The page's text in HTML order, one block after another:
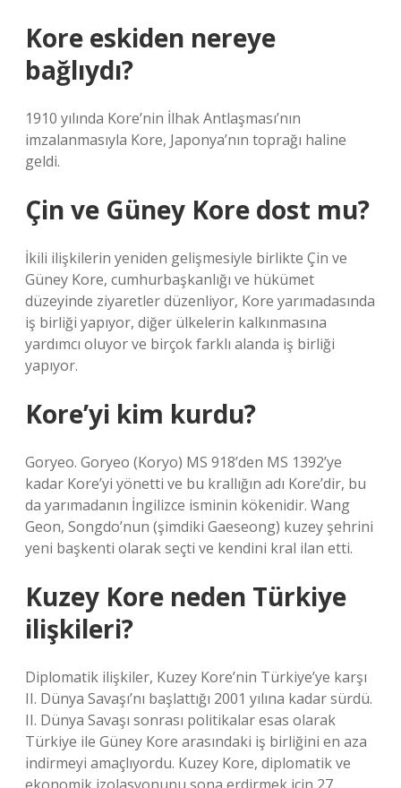
Kore eskiden nereye
bağlıydı?
1910 yılında Kore’nin İlhak Antlaşması’nın
imzalanmasıyla Kore, Japonya’nın toprağı haline
geldi.
Çin ve Güney Kore dost mu?
İkili ilişkilerin yeniden gelişmesiyle birlikte Çin ve
Güney Kore, cumhurbaşkanlığı ve hükümet
düzeyinde ziyaretler düzenliyor, Kore yarımadasında
iş birliği yapıyor, diğer ülkelerin kalkınmasına
yardımcı oluyor ve birçok farklı alanda iş birliği
yapıyor.
Kore’yi kim kurdu?
Goryeo. Goryeo (Koryo) MS 918’den MS 1392’ye
kadar Kore’yi yönetti ve bu krallığın adı Kore’dir, bu
da yarımadanın İngilizce isminin kökenidir. Wang
Geon, Songdo’nun (şimdiki Gaeseong) kuzey şehrini
yeni başkenti olarak seçti ve kendini kral ilan etti.
Kuzey Kore neden Türkiye
ilişkileri?
Diplomatik ilişkiler, Kuzey Kore’nin Türkiye’ye karşı
II. Dünya Savaşı’nı başlattığı 2001 yılına kadar sürdü.
II. Dünya Savaşı sonrası politikalar esas olarak
Türkiye ile Güney Kore arasındaki iş birliğini en aza
indirmeyi amaçlıyordu. Kuzey Kore, diplomatik ve